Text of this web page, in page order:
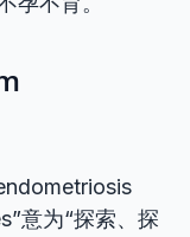
意为“探索、探